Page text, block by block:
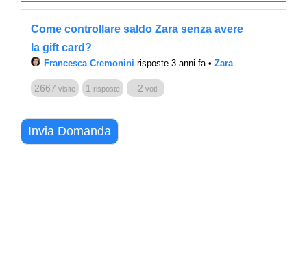
Come controllare saldo Zara senza avere
la gift card?
Francesca Cremonini risposte 3 anni fa• Zara
2667 visite 1 risposte -2 voti
Invia Domanda